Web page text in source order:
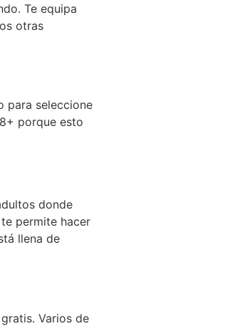
Te equipa
otras
para seleccione
porque esto
donde
permite hacer
llena de
Varios de